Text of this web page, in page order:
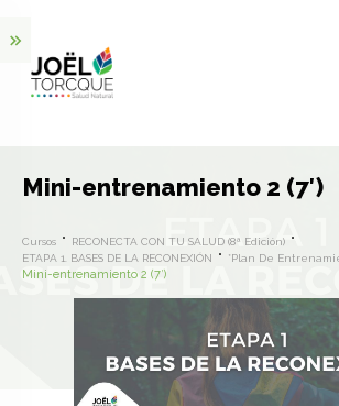
Mini-entrenamiento 2 (7′)
Cursos
RECONECTA CON TU SALUD (8ª Edición)
ETAPA 1. BASES DE LA RECONEXIÓN
*Plan De
Mini-entrenamiento 2 (7′)